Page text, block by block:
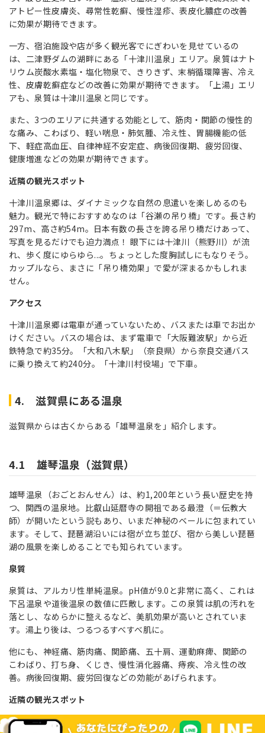
アトピー性皮膚炎、尋常性乾癬、慢性湿疹、表皮化膿症の改善
に効果が期待できます。
一方、宿泊施設や店が多く観光客でにぎわいを見せているの
は、二津野ダムの湖畔にある「十津川温泉」エリア。泉質はナト
リウム炭酸水素塩・塩化物泉で、きりきず、末梢循環障害、冷え
性、皮膚乾癬症などの改善に効果が期待できます。「上湯」エリ
アも、泉質は十津川温泉と同じです。
また、3つのエリアに共通する効能として、筋肉・関節の慢性的
な痛み、こわばり、軽い喘息・肺気腫、冷え性、胃腸機能の低
下、軽症高血圧、自律神経不安定症、病後回復期、疲労回復、
健康増進などの効果が期待できます。
近隣の観光スポット
十津川温泉郷は、ダイナミックな自然の息遣いを楽しめるのも
魅力。観光で特におすすめなのは「谷瀬の吊り橋」です。長さ約
297m、高さ約54m。日本有数の長さを誇る吊り橋だけあって、
写真を見るだけでも迫力満点！ 眼下には十津川（熊野川）が流
れ、歩く度にゆらゆら...。ちょっとした度胸試しにもなりそう。
カップルなら、まさに「吊り橋効果」で愛が深まるかもしれま
せん。
アクセス
十津川温泉郷は電車が通っていないため、バスまたは車でお出か
けください。バスの場合は、まず電車で「大阪難波駅」から近
鉄特急で約35分。「大和八木駅」（奈良県）から奈良交通バス
に乗り換えて約240分。「十津川村役場」で下車。
4. 滋賀県にある温泉
滋賀県からは古くからある「雄琴温泉を」紹介します。
4.1 雄琴温泉（滋賀県）
雄琴温泉（おごとおんせん）は、約1,200年という長い歴史を持
つ、関西の温泉地。比叡山延暦寺の開祖である最澄（＝伝教大
師）が開いたという説もあり、いまだ神秘のベールに包まれてい
ます。そして、琵琶湖沿いには宿が立ち並び、宿から美しい琵琶
湖の風景を楽しめることでも知られています。
泉質
泉質は、アルカリ性単純温泉。pH値が9.0と非常に高く、これは
下呂温泉や道後温泉の数値に匹敵します。この泉質は肌の汚れを
落とし、なめらかに整えるなど、美肌効果が高いとされていま
す。湯上り後は、つるつるすべすべ肌に。
他にも、神経痛、筋肉痛、関節痛、五十肩、運動麻痺、関節の
こわばり、打ち身、くじき、慢性消化器痛、痔疾、冷え性の改
善。病後回復期、疲労回復などの効能があげられます。
近隣の観光スポット